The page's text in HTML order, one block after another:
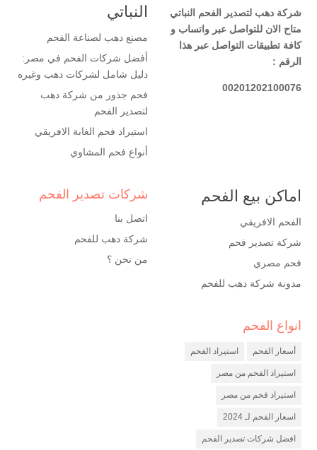
شركة دهب لتصدير الفحم النباتي
متاح الان للتواصل عبر واتساب و
كافة تطبيقات التواصل عبر هذا
الرقم :
00201202100076
النباتي
مصنع دهب لصناعة الفحم
أفضل شركات الفحم في مصر:
دليل شامل لشركات دهب وغيره
فحم جذور من شركة دهب
لتصدير الفحم
استيراد فحم الغابة الافريقي
أنواع فحم المشاوي
اماكن بيع الفحم
الفحم الافريقي
شركة تصدير فحم
فحم مصري
مدونة شركة دهب للفحم
شركات تصدير الفحم
اتصل بنا
شركة دهب للفحم
من نحن ؟
انواع الفحم
أسعار الفحم استيراد الفحم
استيراد الفحم من مصر
استيراد فحم من مصر
اسعار الفحم لـ 2024
افضل شركات تصدير الفحم